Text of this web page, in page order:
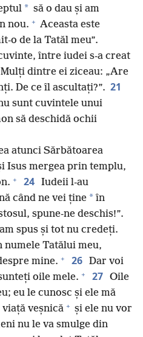
* să o dau și am
nou. + Aceasta este
o de la Tatăl meu”.
între iudei s-a creat
Mulți dintre ei ziceau: „Are
De ce îl ascultați?”. 21
sunt cuvintele unui
să deschidă ochii
atunci Sărbătoarea
Isus mergea prin templu,
+ 24 Iudeii l-au
când ne vei ține *în
spune-ne deschis!”.
spus și tot nu credeți.
Tatălui meu,
mine. + 26 Dar voi
oile mele. + 27 Oile
eu le cunosc și ele mă
viață veșnică + și ele nu vor
nu le va smulge din